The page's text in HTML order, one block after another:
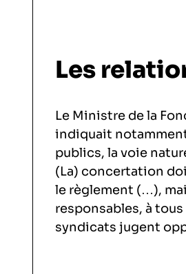
Les
Le Ministre de la
indiquait
publics, la voie
(La) concertation
le règlement (…),
responsables, à
syndicats jugent